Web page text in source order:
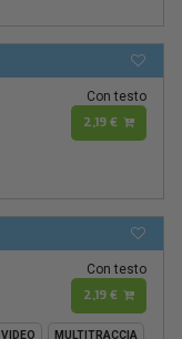
Con testo
2,19 €
Con testo
2,19 €
VIDEO MULTITRACCIA